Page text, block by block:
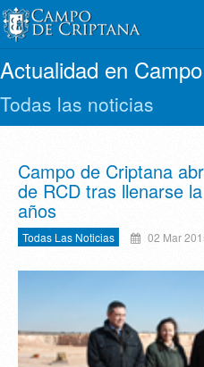
Actualidad en
Todas las noticias
Campo de Criptana
de RCD tras llenarse
años
Todas Las Noticias 02 Mar